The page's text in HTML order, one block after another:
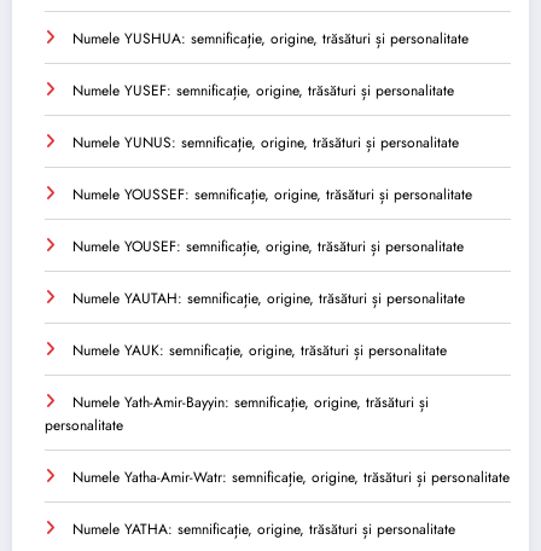
Numele YUSHUA: semnificație, origine, trăsături și personalitate
Numele YUSEF: semnificație, origine, trăsături și personalitate
Numele YUNUS: semnificație, origine, trăsături și personalitate
Numele YOUSSEF: semnificație, origine, trăsături și personalitate
Numele YOUSEF: semnificație, origine, trăsături și personalitate
Numele YAUTAH: semnificație, origine, trăsături și personalitate
Numele YAUK: semnificație, origine, trăsături și personalitate
Numele Yath-Amir-Bayyin: semnificație, origine, trăsături și
personalitate
Numele Yatha-Amir-Watr: semnificație, origine, trăsături și personalitate
Numele YATHA: semnificație, origine, trăsături și personalitate